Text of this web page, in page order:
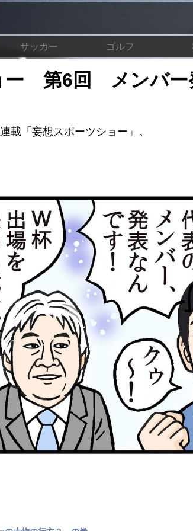
サッカー ゴルフ
ー 第6回 メンバ
載「妄想スポーツショー」。